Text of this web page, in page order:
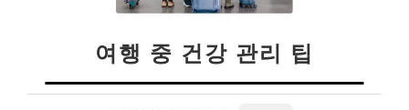
여행 중 건강 관리 팁